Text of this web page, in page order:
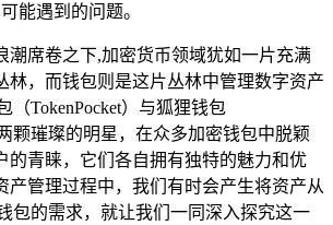
能遇到的问题。
潮席卷之下,加密货币领域犹如一片充满
林，而钱包则是这片丛林中管理数字资产
（TokenPocket）与狐狸钱包
两颗璀璨的明星，在众多加密钱包中脱颖
的青睐，它们各自拥有独特的魅力和优
产管理过程中，我们有时会产生将资产从
包的需求，就让我们一同深入探究这一